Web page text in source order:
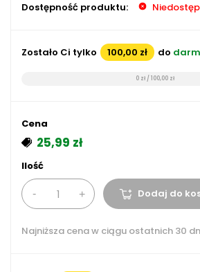
Dostępność produktu:
Zostało Ci tylko 100,00 zł do
0 zł / 100,00 zł
Cena
25,99 zł
Ilość
Dodaj do
Najniższa cena w ciągu ostatnich 30